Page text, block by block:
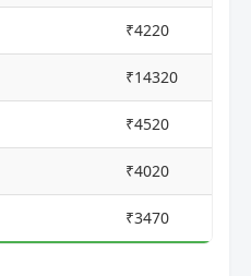
₹4220
₹14320
₹4520
₹4020
₹3470